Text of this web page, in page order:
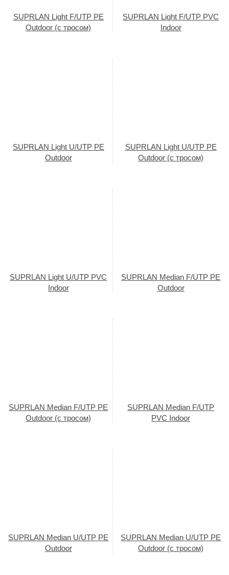
SUPRLAN Light F/UTP PE
Outdoor (с тросом)
SUPRLAN Light F/UTP PVC
Indoor
SUPRLAN Light U/UTP PE
Outdoor
SUPRLAN Light U/UTP PE
Outdoor (с тросом)
SUPRLAN Light U/UTP PVC
Indoor
SUPRLAN Median F/UTP PE
Outdoor
SUPRLAN Median F/UTP PE
Outdoor (с тросом)
SUPRLAN Median F/UTP
PVC Indoor
SUPRLAN Median U/UTP PE
Outdoor
SUPRLAN Median U/UTP PE
Outdoor (с тросом)